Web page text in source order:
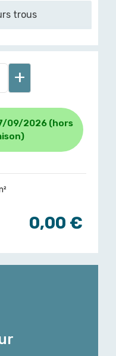
trous
+
09/2026 (hors
0,00 €